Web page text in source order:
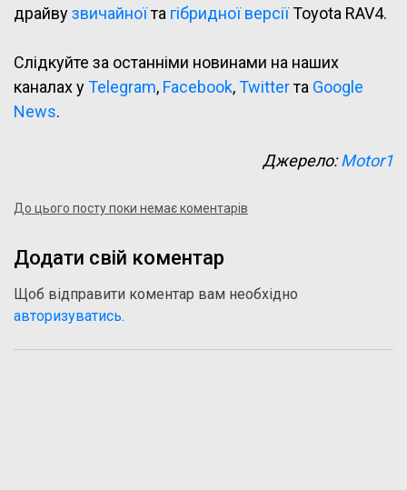
драйвузвичайноїта гібридної версіїToyota RAV4.
Слідкуйте за останніми новинами на наших
каналах уTelegram, Facebook,Twitterта Google
News.
Джерело:Motor1
До цього посту поки немає коментарів
Додати свій коментар
Щоб відправити коментар вам необхідно
авторизуватись.